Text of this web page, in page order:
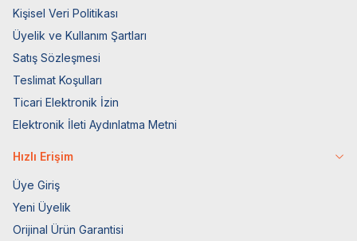
Kişisel Veri Politikası
Üyelik ve Kullanım Şartları
Satış Sözleşmesi
Teslimat Koşulları
Ticari Elektronik İzin
Elektronik İleti Aydınlatma Metni
Hızlı Erişim
Üye Giriş
Yeni Üyelik
Orijinal Ürün Garantisi